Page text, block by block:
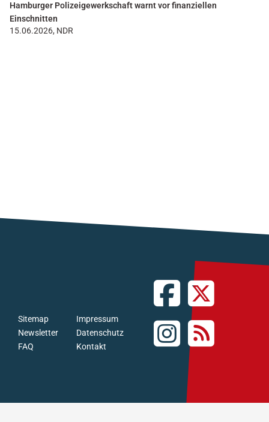
Hamburger Polizeigewerkschaft warnt vor finanziellen
Einschnitten
15.06.2026, NDR
FAQ
Newsletter
Sitemap
Kontakt
Datenschutz
Impressum